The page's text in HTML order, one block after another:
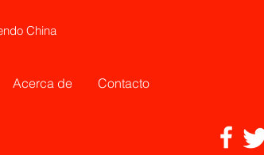
China
Acerca de Contacto